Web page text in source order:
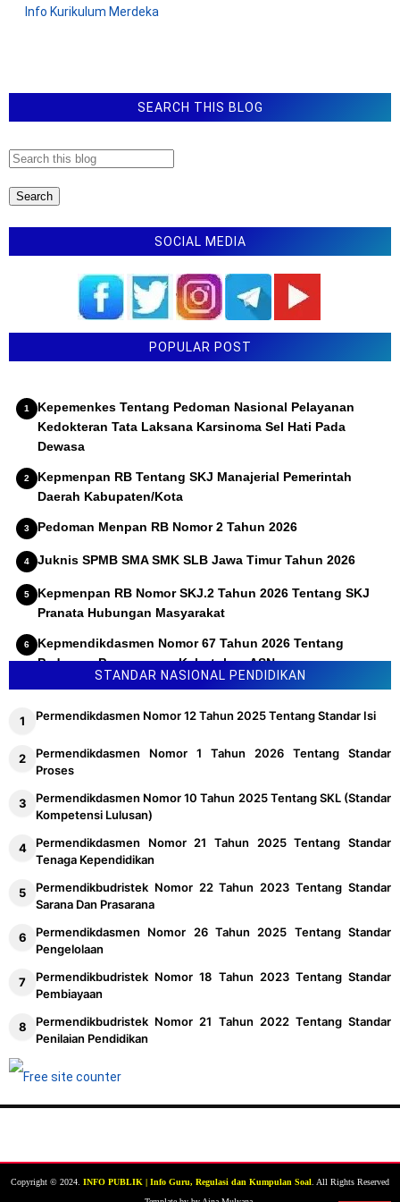
Info Kurikulum Merdeka
SEARCH THIS BLOG
SOCIAL MEDIA
POPULAR POST
Kepemenkes Tentang Pedoman Nasional Pelayanan
Kedokteran Tata Laksana Karsinoma Sel Hati Pada
Dewasa
Kepmenpan RB Tentang SKJ Manajerial Pemerintah
Daerah Kabupaten/Kota
Pedoman Menpan RB Nomor 2 Tahun 2026
Juknis SPMB SMA SMK SLB Jawa Timur Tahun 2026
Kepmenpan RB Nomor SKJ.2 Tahun 2026 Tentang SKJ
Pranata Hubungan Masyarakat
Kepmendikdasmen Nomor 67 Tahun 2026 Tentang
Pedoman Penyusunan Kebutuhan ASN
STANDAR NASIONAL PENDIDIKAN
Permendikdasmen Nomor 12 Tahun 2025 Tentang Standar Isi
Permendikdasmen Nomor 1 Tahun 2026 Tentang Standar
Proses
Permendikdasmen Nomor 10 Tahun 2025 Tentang SKL (Standar
Kompetensi Lulusan)
Permendikdasmen Nomor 21 Tahun 2025 Tentang Standar
Tenaga Kependidikan
Permendikbudristek Nomor 22 Tahun 2023 Tentang Standar
Sarana Dan Prasarana
Permendikdasmen Nomor 26 Tahun 2025 Tentang Standar
Pengelolaan
Permendikbudristek Nomor 18 Tahun 2023 Tentang Standar
Pembiayaan
Permendikbudristek Nomor 21 Tahun 2022 Tentang Standar
Penilaian Pendidikan
Copyright © 2024. INFO PUBLIK | Info Guru, Regulasi dan Kumpulan Soal . All Rights Reserved